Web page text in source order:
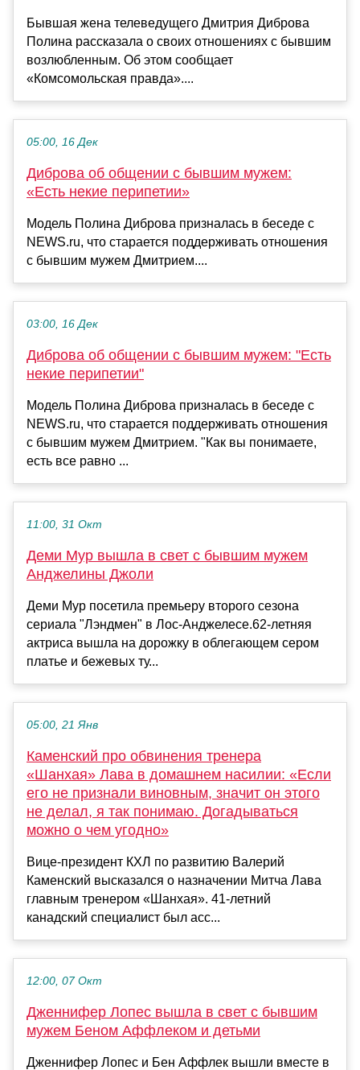
Бывшая жена телеведущего Дмитрия Диброва
Полина рассказала о своих отношениях с бывшим
возлюбленным. Об этом сообщает
«Комсомольская правда»....
05:00, 16 Дек
Диброва об общении с бывшим мужем:
«Есть некие перипетии»
Модель Полина Диброва призналась в беседе с
NEWS.ru, что старается поддерживать отношения
с бывшим мужем Дмитрием....
03:00, 16 Дек
Диброва об общении с бывшим мужем: "Есть
некие перипетии"
Модель Полина Диброва призналась в беседе с
NEWS.ru, что старается поддерживать отношения
с бывшим мужем Дмитрием. "Как вы понимаете,
есть все равно ...
11:00, 31 Окт
Деми Мур вышла в свет с бывшим мужем
Анджелины Джоли
Деми Мур посетила премьеру второго сезона
сериала "Лэндмен" в Лос-Анджелесе.62-летняя
актриса вышла на дорожку в облегающем сером
платье и бежевых ту...
05:00, 21 Янв
Каменский про обвинения тренера
«Шанхая» Лава в домашнем насилии: «Если
его не признали виновным, значит он этого
не делал, я так понимаю. Догадываться
можно о чем угодно»
Вице‑президент КХЛ по развитию Валерий
Каменский высказался о назначении Митча Лава
главным тренером «Шанхая». 41-летний
канадский специалист был асс...
12:00, 07 Окт
Дженнифер Лопес вышла в свет с бывшим
мужем Беном Аффлеком и детьми
Дженнифер Лопес и Бен Аффлек вышли вместе в